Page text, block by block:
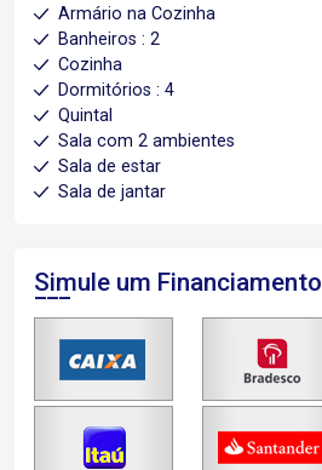
Armário na Cozinha
Banheiros : 2
Cozinha
Dormitórios : 4
Quintal
Sala com 2 ambientes
Sala de estar
Sala de jantar
Simule um Financiamento